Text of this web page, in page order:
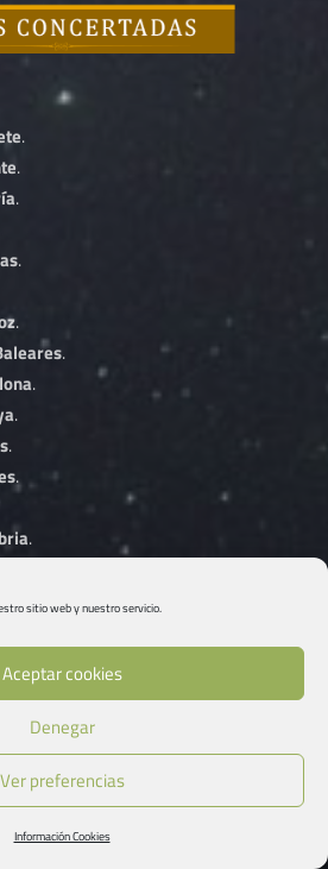
sitio web y nuestro servicio.
Aceptar cookies
Denegar
Ver preferencias
Información Cookies
.
.
.
.
.
.
.
.
.
.
.
Real.
.
.
.